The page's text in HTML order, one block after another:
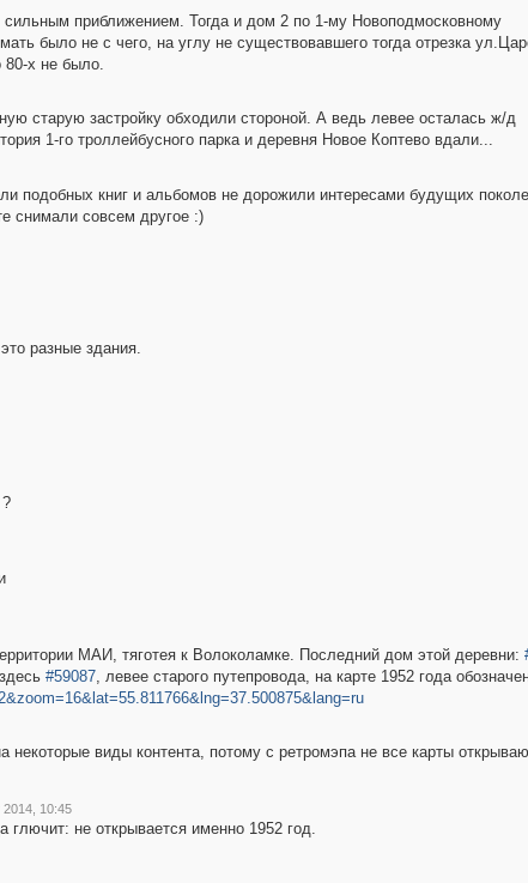
приближением. Тогда и дом 2 по 1-му Новоподмосковному
было не с чего, на углу не существовавшего тогда отрезка
80-х не было.
старую застройку обходили стороной. А ведь левее осталась ж/д
1-го троллейбусного парка и деревня Новое Коптево вдали...
подобных книг и альбомов не дорожили интересами будущих
снимали совсем другое :)
разные здания.
МАИ, тяготея к Волоколамке. Последний дом этой деревни:
#59087, левее старого путепровода, на карте 1952 года
некоторые виды контента, потому с ретромэпа не все карты
10:45
глючит: не открывается именно 1952 год.